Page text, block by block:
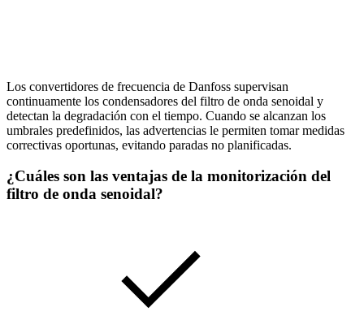
Los convertidores de frecuencia de Danfoss supervisan
continuamente los condensadores del filtro de onda senoidal y
detectan la degradación con el tiempo. Cuando se alcanzan los
umbrales predefinidos, las advertencias le permiten tomar medidas
correctivas oportunas, evitando paradas no planificadas.
¿Cuáles son las ventajas de la monitorización del
filtro de onda senoidal?